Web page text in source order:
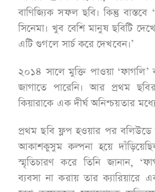
বাণিজ্যিক সফল ছবি। কিন্তু
সিনেমা। খুব বেশি মানুষ ছবিটি
এটি গুগলে সার্চ করে দেখবেন।’
২০১৪ সালে মুক্তি পাওয়া
জাগাতে পারেনি। আর প্রথম
কিয়ারাকে এক দীর্ঘ অনিশ্চয়তার
প্রথম ছবি ফ্লপ হওয়ার পর বলিউডে
আকাশকুসুম কল্পনা হয়ে
স্মৃতিচারণ করে তিনি জানান,
ব্যবসা না করায় তার ক্যারিয়ারে